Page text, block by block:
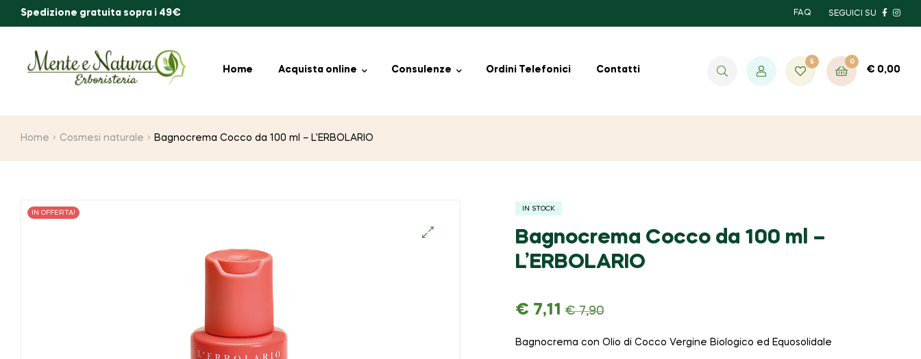
Spedizione gratuita sopra i 49€ FAQ SEGUICI SU
Home Acquista online Consulenze Ordini Telefonici Contatti
5 0
€ 0,00
Home Cosmesi naturale Bagnocrema Cocco da 100 ml – L’ERBOLARIO
IN OFFERTA!
IN STOCK
Bagnocrema Cocco da 100 ml –
L’ERBOLARIO
€7,90
€ 7,11
Bagnocrema con Olio di Cocco Vergine Biologico ed Equosolidale